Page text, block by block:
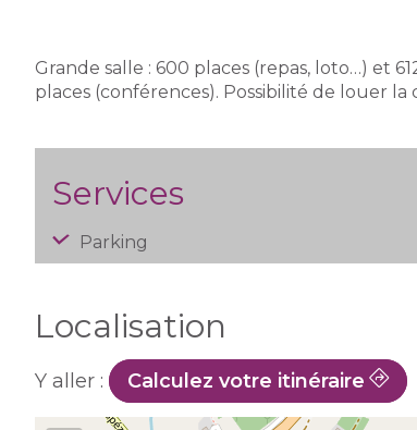
Grande salle : 600 places (repas, loto…) et
places (conférences). Possibilité de louer la
Services
Parking
Localisation
Y aller : Calculez votre itinéraire